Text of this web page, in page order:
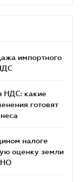
импортного
НДС: какие
готовят
налоге
оценку земли